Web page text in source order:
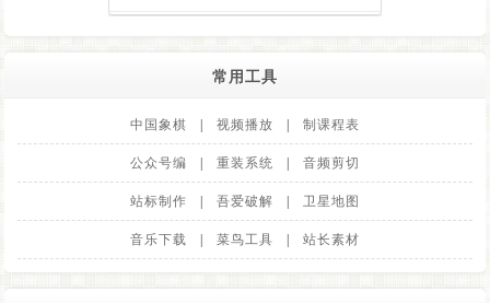
常用工具
中国象棋 视频播放 制课程表
公众号编 重装系统 音频剪切
站标制作 吾爱破解 卫星地图
音乐下载 菜鸟工具 站长素材